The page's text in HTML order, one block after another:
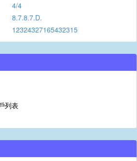
4/4
8.7.8.7.D.
12324327165432315
列表